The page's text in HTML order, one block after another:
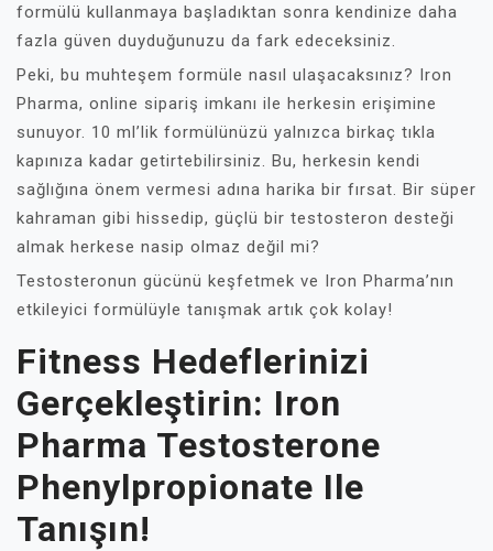
formülü kullanmaya başladıktan sonra kendinize daha
fazla güven duyduğunuzu da fark edeceksiniz.
Peki, bu muhteşem formüle nasıl ulaşacaksınız? Iron
Pharma, online sipariş imkanı ile herkesin erişimine
sunuyor. 10 ml’lik formülünüzü yalnızca birkaç tıkla
kapınıza kadar getirtebilirsiniz. Bu, herkesin kendi
sağlığına önem vermesi adına harika bir fırsat. Bir süper
kahraman gibi hissedip, güçlü bir testosteron desteği
almak herkese nasip olmaz değil mi?
Testosteronun gücünü keşfetmek ve Iron Pharma’nın
etkileyici formülüyle tanışmak artık çok kolay!
Fitness Hedeflerinizi
Gerçekleştirin: Iron
Pharma Testosterone
Phenylpropionate Ile
Tanışın!